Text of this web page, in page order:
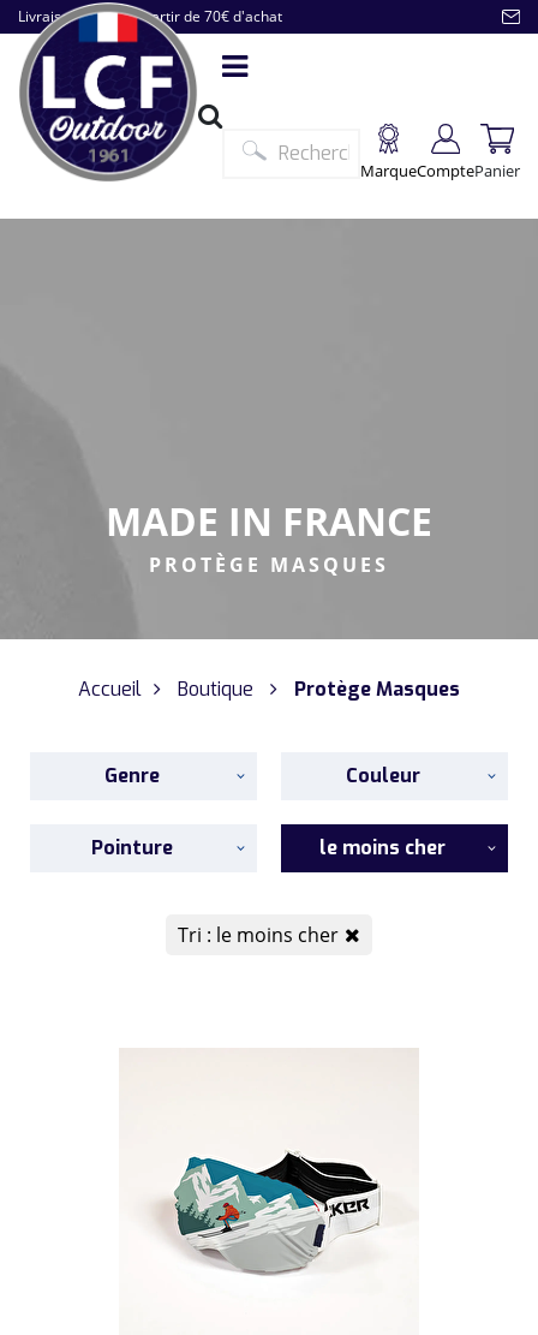
Livraison offerte à partir de 70€ d'achat
MarqueComptePanier
MADE IN FRANCE
PROTÈGE MASQUES
Accueil Boutique Protège Masques
Genre Couleur
Pointure le moins cher
Tri : le moins cher